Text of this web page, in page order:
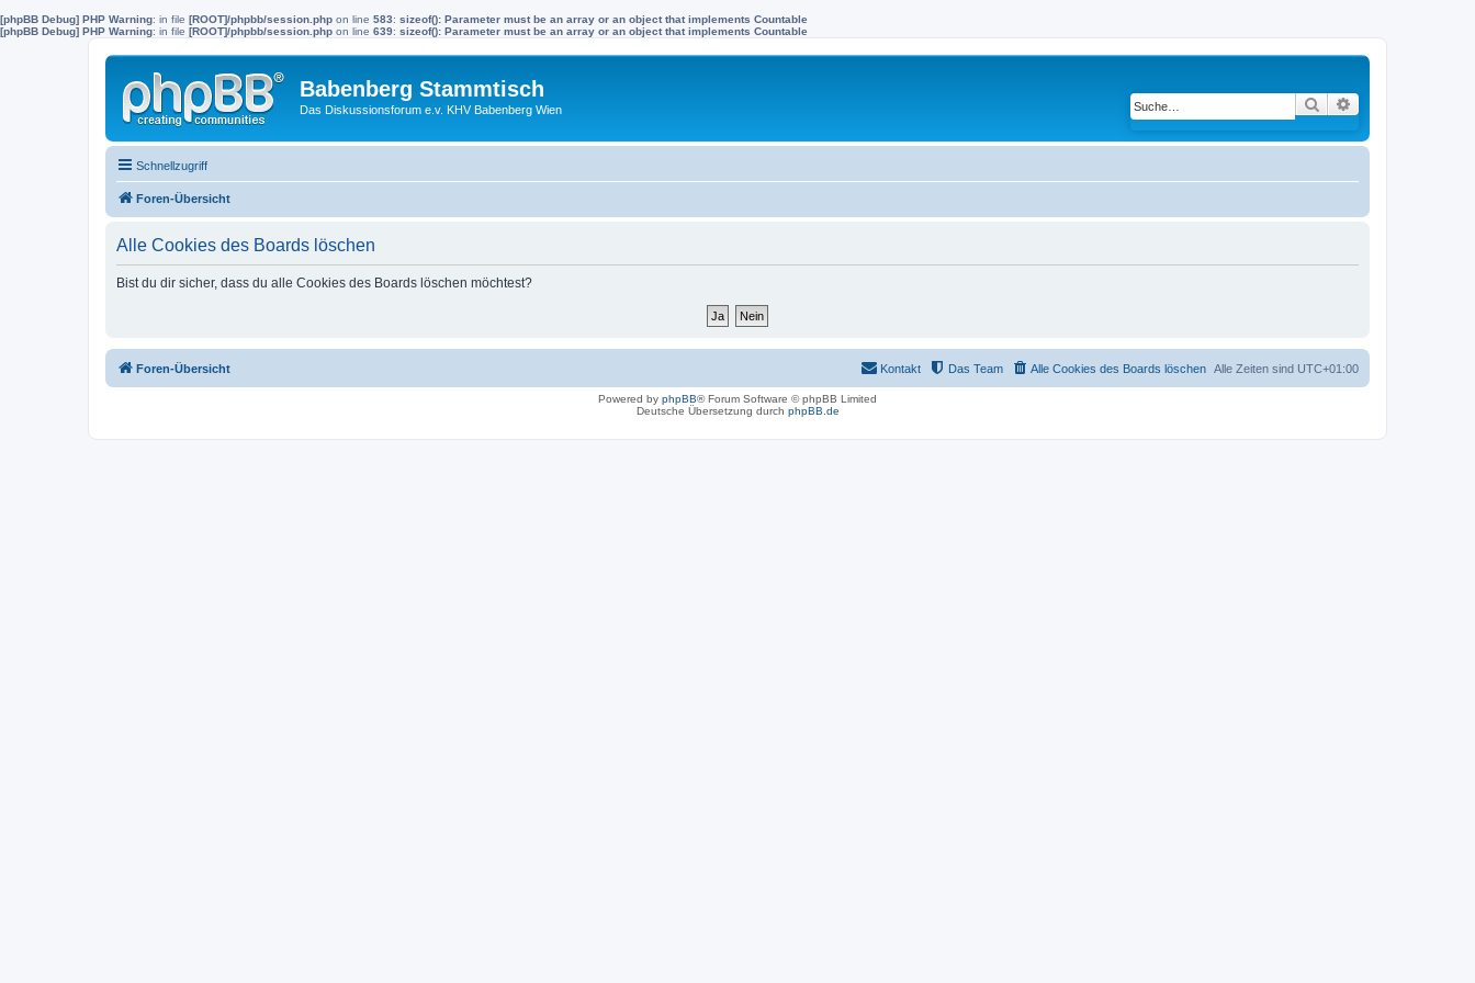
[phpBB Debug] PHP Warning: in file [ROOT]/phpbb/session.php on line 583: sizeof(): Parameter must be an array or an object that implements Countable
[phpBB Debug] PHP Warning: in file [ROOT]/phpbb/session.php on line 639: sizeof(): Parameter must be an array or an object that implements Countable
Babenberg Stammtisch
Das Diskussionsforum e.v. KHV Babenberg Wien Suche
Schnellzugriff
Foren-Übersicht
Alle Cookies des Boards löschen
Bist du dir sicher, dass du alle Cookies des Boards löschen möchtest?
Foren-Übersicht Alle Zeiten sind UTC+01:00
Alle Cookies des Boards löschen
Das Team
Kontakt
Powered by phpBB® Forum Software © phpBB Limited
Deutsche Übersetzung durch phpBB.de